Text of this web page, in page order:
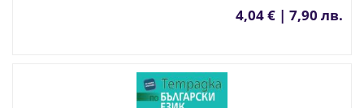
4,04 € | 7,90 лв.